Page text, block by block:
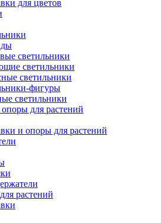
для цветов
светильники
светильники
светильники
фигуры
светильники
для растений
и опоры для растений
растений